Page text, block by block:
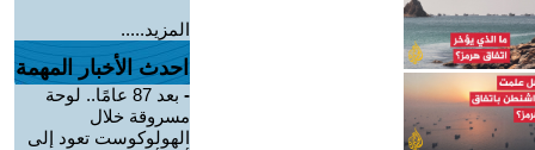
المزيد.....
احدث الأخبار المهمة
-
بعد 87 عامًا.. لوحة
مسروقة خلال
الهولوكوست تعود إلى